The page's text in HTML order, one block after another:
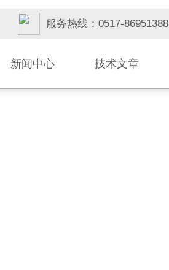
服务热线：0517-86951388
新闻中心 技术文章